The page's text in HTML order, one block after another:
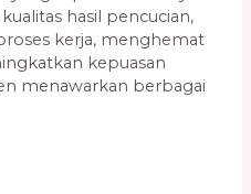
hasil pencucian,
kerja, menghemat
kepuasan
menawarkan berbagai